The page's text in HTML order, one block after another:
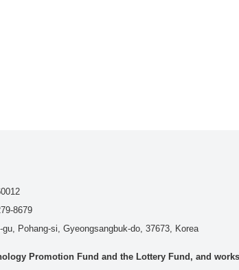
Pohang-si, Gyeongsangbuk-do, 37673, Korea
8679
Promotion Fund and the Lottery Fund, and